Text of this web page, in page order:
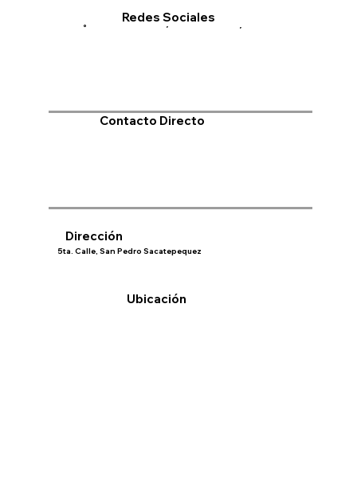
Contacto Directo
Redes Sociales
Dirección
5ta. Calle, San Pedro Sacatepequez
Ubicación